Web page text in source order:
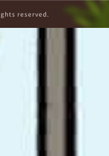
reserved.